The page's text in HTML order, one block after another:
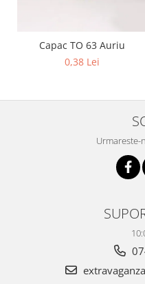
Capac TO 63 Auriu
0,38 Lei
Urmareste-